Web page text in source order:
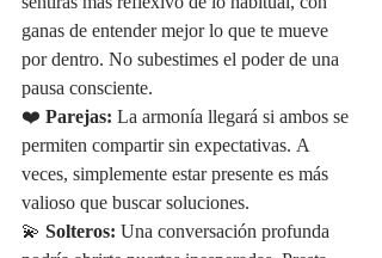
ganas de entender mejor lo que te mueve
por dentro. No subestimes el poder de una
pausa consciente.
❤️ Parejas: La armonía llegará si ambos se
permiten compartir sin expectativas. A
veces, simplemente estar presente es más
valioso que buscar soluciones.
💫 Solteros: Una conversación profunda